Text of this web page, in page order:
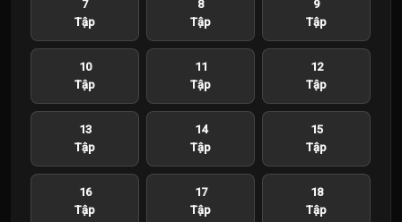
7
Tập
8
Tập
9
Tập
10
Tập
11
Tập
12
Tập
13
Tập
14
Tập
15
Tập
16
Tập
17
Tập
18
Tập